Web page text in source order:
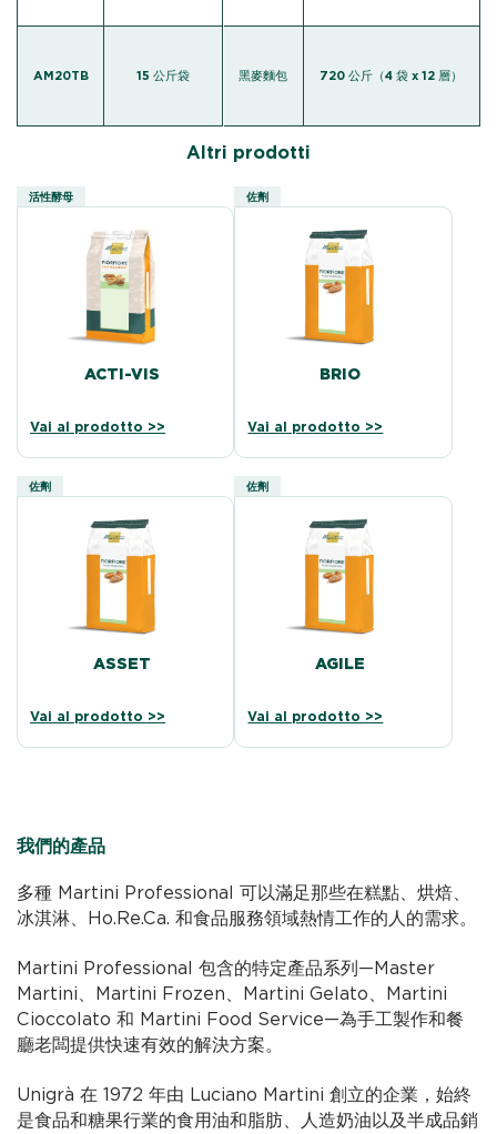
AM20TB 15 公斤袋 黑麥麵包 720 公斤（4 袋 x 12 層）
Altri prodotti
活性酵母
ACTI-VIS
Vai al prodotto >>
佐劑
BRIO
Vai al prodotto >>
佐劑
ASSET
Vai al prodotto >>
佐劑
AGILE
Vai al prodotto >>
我們的產品
多種 Martini Professional 可以滿足那些在糕點、烘焙、
冰淇淋、Ho.Re.Ca. 和食品服務領域熱情工作的人的需求。
Martini Professional 包含的特定產品系列—Master
Martini、Martini Frozen、Martini Gelato、Martini
Cioccolato 和 Martini Food Service—為手工製作和餐
廳老闆提供快速有效的解決方案。
Unigrà 在 1972 年由 Luciano Martini 創立的企業，始終
是食品和糖果行業的食用油和脂肪、人造奶油以及半成品銷